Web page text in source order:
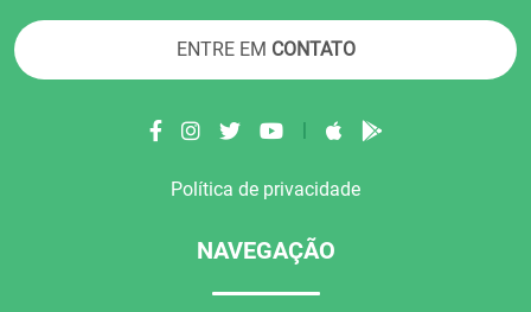
ENTRE EM CONTATO
Política de privacidade
NAVEGAÇÃO